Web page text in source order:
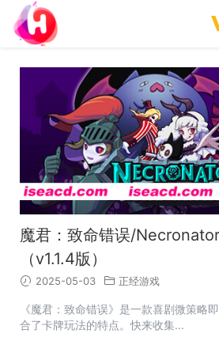
魔君：致命错误/
（v1.1.4版）
2025-05-03 正经游戏
《魔君：致命错误》是一款喜剧微策略
合了卡牌玩法的特点。快来收集...